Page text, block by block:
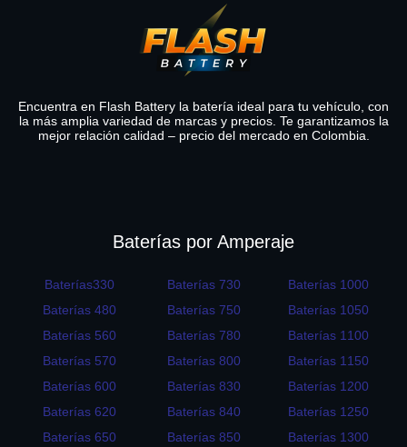
Encuentra en Flash Battery la batería ideal para tu vehículo, con
la más amplia variedad de marcas y precios. Te garantizamos la
mejor relación calidad – precio del mercado en Colombia.
Baterías por Amperaje
Baterías330
Baterías 480
Baterías 560
Baterías 570
Baterías 600
Baterías 620
Baterías 650
Baterías 730
Baterías 750
Baterías 780
Baterías 800
Baterías 830
Baterías 840
Baterías 850
Baterías 1000
Baterías 1050
Baterías 1100
Baterías 1150
Baterías 1200
Baterías 1250
Baterías 1300